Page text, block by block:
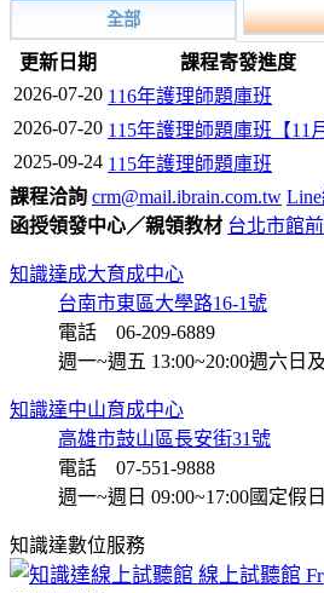
全部
更新日期
課程寄發進度
2026-07-20 116年護理師題庫班
2026-07-20 115年護理師題庫班【11
2025-09-24 115年護理師題庫班
課程洽詢 crm@mail.ibrain.com.tw
函授領發中心／親領教材 台北市館
知識達成大育成中心
台南市東區大學路16-1號
電話 06-209-6889
週一~週五 13:00~20:00週六日
知識達中山育成中心
高雄市鼓山區長安街31號
電話 07-551-9888
週一~週日 09:00~17:00國定假
知識達數位服務
線上試聽館